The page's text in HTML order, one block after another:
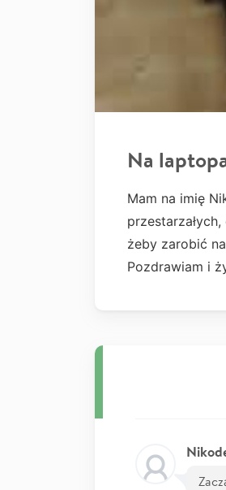
Na
Mam na imię
żeby zarobić
Pozdrawiam i